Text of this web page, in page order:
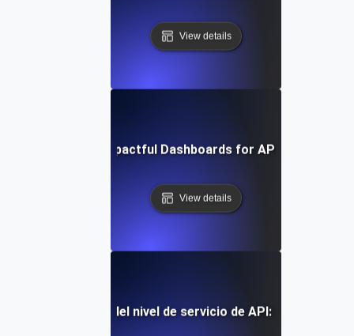
View details
Designing Impactful Dashboards for API SLIs & SLOs
View details
en el monitoreo del nivel de servicio de API: